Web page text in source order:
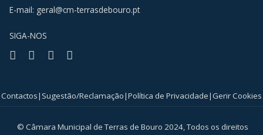
E-mail: geral@cm-terrasdebouro.pt
SIGA-NOS
Facebook
Youtube
Instagram
© Câmara Municipal de Terras de Bouro 2024, Todos os direitos
Contactos| Sugestão/Reclamação|Política de Privacidade|Gerir Cookies